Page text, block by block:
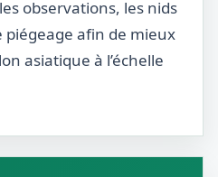
observations, les nids
afin de mieux
asiatique à l’échelle